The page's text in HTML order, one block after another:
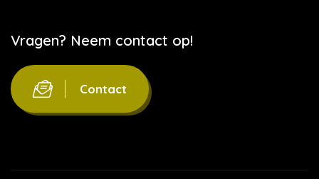
Vragen? Neem contact op!
Contact